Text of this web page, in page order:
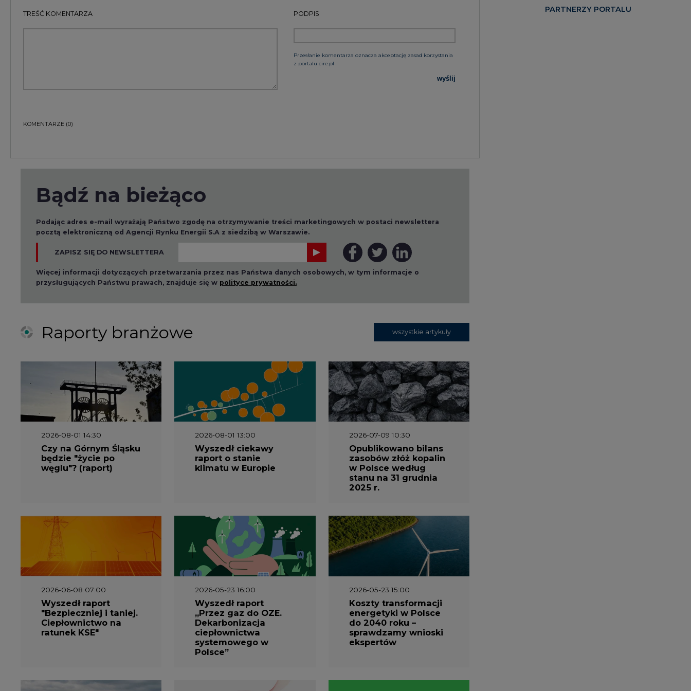
z portalu cire.pl
wyślij
Bądź na bieżąco
pocztą elektroniczną od Agencji Rynku Energii S.A z siedzibą w Warszawie.
przysługujących Państwu prawach, znajduje się w
polityce prywatności.
Raporty branżowe
Czy na Górnym Śląsku
będzie "życie po
węglu"? (raport)
Wyszedł ciekawy
raport o stanie
klimatu w Europie
Opublikowano bilans
zasobów złóż kopalin
w Polsce według
stanu na 31 grudnia
2025 r.
Wyszedł raport
"Bezpieczniej i taniej.
Ciepłownictwo na
ratunek KSE"
Wyszedł raport
„Przez gaz do OZE.
Dekarbonizacja
ciepłownictwa
systemowego w
Polsce”
Koszty transformacji
energetyki w Polsce
do 2040 roku –
sprawdzamy wnioski
ekspertów